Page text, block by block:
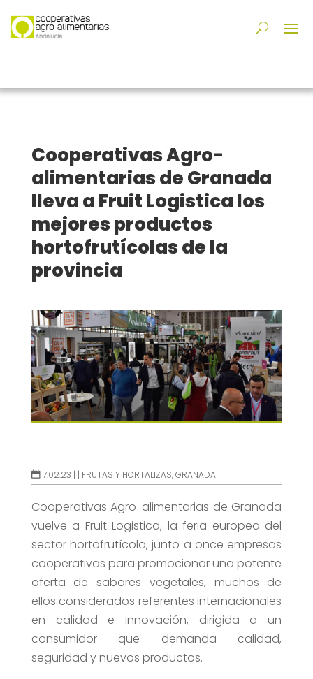
Cooperativas Agro-
alimentarias de Granada
lleva a Fruit Logistica los
mejores productos
hortofrutícolas de la
provincia
7.02.23 | | FRUTAS Y HORTALIZAS,GRANADA
Cooperativas Agro-alimentarias de Granada
vuelve a Fruit Logistica, la feria europea del
sector hortofrutícola, junto a once empresas
cooperativas para promocionar una potente
oferta de sabores vegetales, muchos de
ellos considerados referentes internacionales
en calidad e innovación, dirigida a un
consumidor que demanda calidad,
seguridad y nuevos productos.